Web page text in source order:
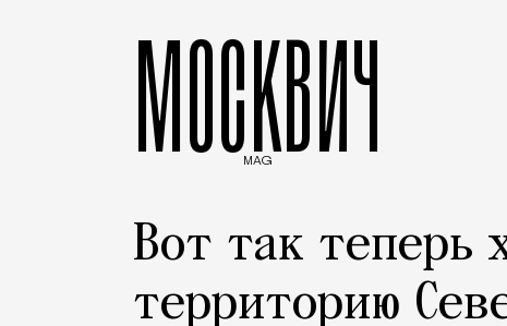
МОСКВИЧ
MAG
Вот так теперь
территорию